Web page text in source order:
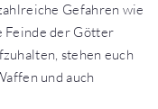
Gefahren wie
Feinde der Götter
stehen euch
und auch